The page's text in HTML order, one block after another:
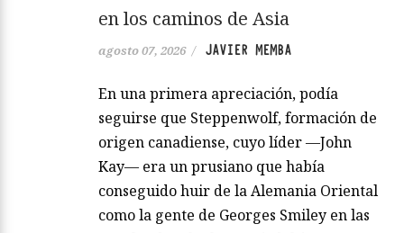
en los caminos de Asia
agosto 07, 2026 / JAVIER MEMBA
En una primera apreciación, podía
seguirse que Steppenwolf, formación de
origen canadiense, cuyo líder —John
Kay— era un prusiano que había
conseguido huir de la Alemania Oriental
como la gente de Georges Smiley en las